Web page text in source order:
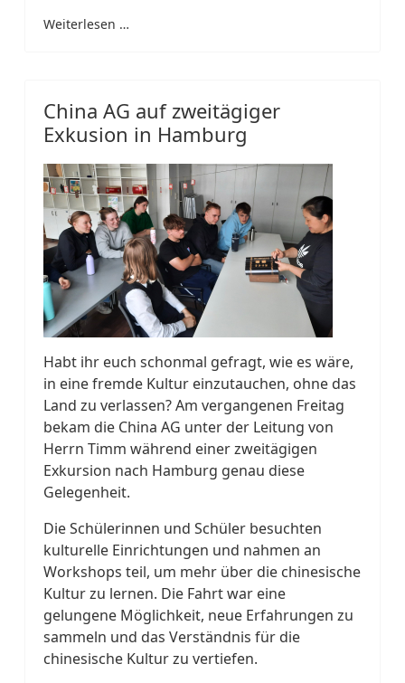
Weiterlesen …
China AG auf zweitägiger
Exkusion in Hamburg
Habt ihr euch schonmal gefragt, wie es wäre,
in eine fremde Kultur einzutauchen, ohne das
Land zu verlassen? Am vergangenen Freitag
bekam die China AG unter der Leitung von
Herrn Timm während einer zweitägigen
Exkursion nach Hamburg genau diese
Gelegenheit.
Die Schülerinnen und Schüler besuchten
kulturelle Einrichtungen und nahmen an
Workshops teil, um mehr über die chinesische
Kultur zu lernen. Die Fahrt war eine
gelungene Möglichkeit, neue Erfahrungen zu
sammeln und das Verständnis für die
chinesische Kultur zu vertiefen.